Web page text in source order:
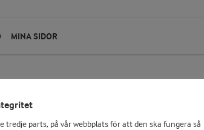
MINA SIDOR
tredje parts, på vår webbplats för att den ska fungera så